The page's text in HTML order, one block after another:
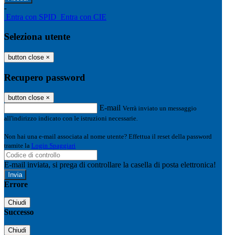
-
Entra con SPID Entra con CIE
Seleziona utente
button close ×
Recupero password
button close ×
E-mail Verrà inviato un messaggio
all'indirizzo indicato con le istruzioni necessarie.
Non hai una e-mail associata al nome utente? Effettua il reset della password
tramite la Login Spaggiari
E-mail inviata, si prega di controllare la casella di posta elettronica!
Errore
Chiudi
Successo
Chiudi